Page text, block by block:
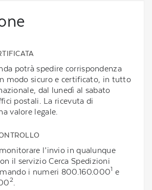
potrà spedire corrispondenza
modo sicuro e certificato, in tutto
dal lunedì al sabato
postali. La ricevuta di
valore legale.
l’invio in qualunque
il servizio Cerca Spedizioni
i numeri 800.160.0001 e
2.